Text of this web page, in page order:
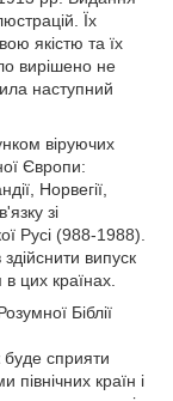
Їх
якістю та їх
вирішено не
наступний
віруючих
Європи:
Норвегії,
зі
Русі (988-1988).
здійснити випуск
цих країнах.
Біблії
буде сприяти
країн і